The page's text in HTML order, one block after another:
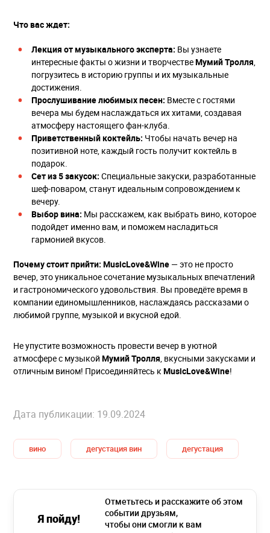
Что вас ждет:
Лекция от музыкального эксперта: Вы узнаете
интересные факты о жизни и творчествеМумий Тролля
погрузитесь в историю группы и их музыкальные
достижения.
Прослушивание любимых песен: Вместе с гостями
вечера мы будем наслаждаться их хитами, создавая
атмосферу настоящего фан-клуба.
Приветственный коктейль: Чтобы начать вечер на
позитивной ноте, каждый гость получит коктейль в
подарок.
Сет из 5 закусок: Специальные закуски, разработанные
шеф-поваром, станут идеальным сопровождением к
вечеру.
Выбор вина: Мы расскажем, как выбрать вино, которое
подойдет именно вам, и поможем насладиться
гармонией вкусов.
Почему стоит прийти: MusicLove&Wine — это не просто
вечер, это уникальное сочетание музыкальных впечатлений
и гастрономического удовольствия. Вы проведёте время в
компании единомышленников, наслаждаясь рассказами о
любимой группе, музыкой и вкусной едой.
Не упустите возможность провести вечер в уютной
атмосфере с музыкой Мумий Тролля , вкусными закусками и
отличным вином! Присоединяйтесь к MusicLove&Wine!
Дата публикации: 19.09.2024
вино дегустация вин дегустация
Я пойду!
Отметьтесь и расскажите об этом
событии друзьям,
чтобы они смогли к вам